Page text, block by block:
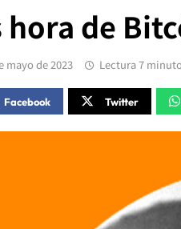
hora de
mayo de 2023 Lectura 7
Facebook Twitter